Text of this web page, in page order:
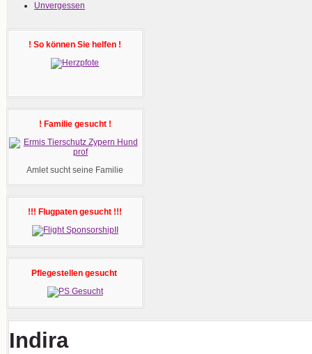
Unvergessen
! So können Sie helfen !
! Familie gesucht !
Amlet sucht seine Familie
!!! Flugpaten gesucht !!!
Pflegestellen gesucht
Indira